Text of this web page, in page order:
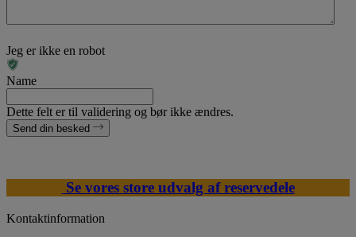
Jeg er ikke en robot
Name
Dette felt er til validering og bør ikke ændres.
Send din besked
Se vores store udvalg af reservedele
Kontaktinformation